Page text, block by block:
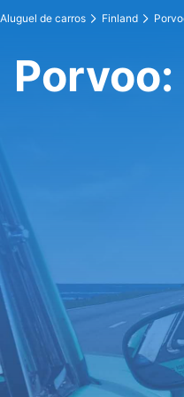
Aluguel de carros Finland